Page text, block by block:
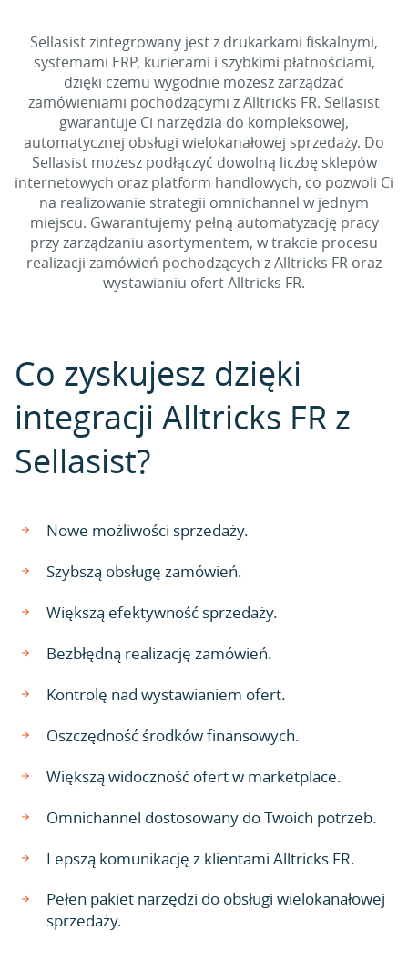
Sellasist zintegrowany jest z drukarkami fiskalnymi,
systemami ERP, kurierami i szybkimi płatnościami,
dzięki czemu wygodnie możesz zarządzać
zamówieniami pochodzącymi z Alltricks FR. Sellasist
gwarantuje Ci narzędzia do kompleksowej,
automatycznej obsługi wielokanałowej sprzedaży. Do
Sellasist możesz podłączyć dowolną liczbę sklepów
internetowych oraz platform handlowych, co pozwoli Ci
na realizowanie strategii omnichannel w jednym
miejscu. Gwarantujemy pełną automatyzację pracy
przy zarządzaniu asortymentem, w trakcie procesu
realizacji zamówień pochodzących z Alltricks FR oraz
wystawianiu ofert Alltricks FR.
Co zyskujesz dzięki
integracji Alltricks FR z
Sellasist?
Nowe możliwości sprzedaży.
Szybszą obsługę zamówień.
Większą efektywność sprzedaży.
Bezbłędną realizację zamówień.
Kontrolę nad wystawianiem ofert.
Oszczędność środków finansowych.
Większą widoczność ofert w marketplace.
Omnichannel dostosowany do Twoich potrzeb.
Lepszą komunikację z klientami Alltricks FR.
Pełen pakiet narzędzi do obsługi wielokanałowej
sprzedaży.